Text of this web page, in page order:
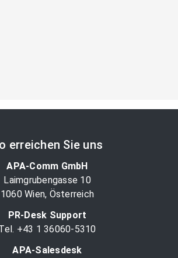
erreichen Sie uns
APA-Comm GmbH
Laimgrubengasse 10
1060 Wien, Österreich
PR-Desk Support
+43 1 36060-5310
APA-Salesdesk